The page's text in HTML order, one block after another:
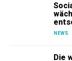
NEWS
Die